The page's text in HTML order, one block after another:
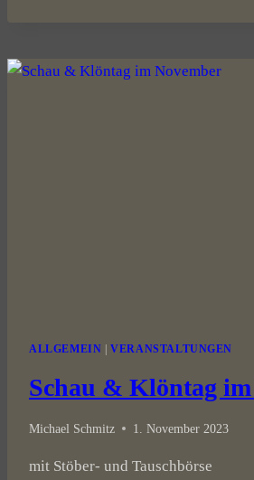
ALLGEMEIN |VERANSTALTUNGEN
Schau & Klöntag
Michael Schmitz 1. November 2023
mit Stöber- und Tauschbörse